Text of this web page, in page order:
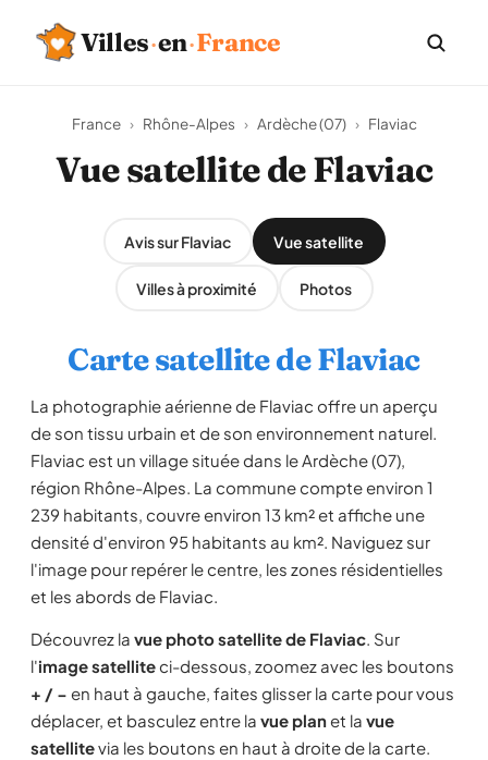
Villes·en·France
France › Rhône-Alpes › Ardèche (07) › Flaviac
Vue satellite de Flaviac
Avis sur Flaviac Vue satellite
Villes à proximité Photos
Carte satellite de Flaviac
La photographie aérienne de Flaviac offre un aperçu
de son tissu urbain et de son environnement naturel.
Flaviac est un village située dans le Ardèche (07),
région Rhône-Alpes. La commune compte environ 1
239 habitants, couvre environ 13 km² et affiche une
densité d'environ 95 habitants au km². Naviguez sur
l'image pour repérer le centre, les zones résidentielles
et les abords de Flaviac.
Découvrez la vue photo satellite de Flaviac. Sur
l'image satelliteci-dessous, zoomez avec les boutons
+ / − en haut à gauche, faites glisser la carte pour vous
déplacer, et basculez entre la vue planet la vue
satellitevia les boutons en haut à droite de la carte.